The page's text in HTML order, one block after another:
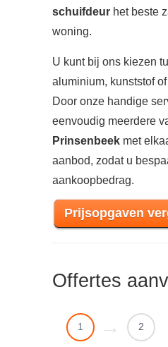
schuifdeur het beste
woning.
U kunt bij ons kiezen
aluminium, kunststof
Door onze handige
eenvoudig meerdere
Prinsenbeek met
aanbod, zodat u
aankoopbedrag.
Prijsopgaven
Offertes
1 2